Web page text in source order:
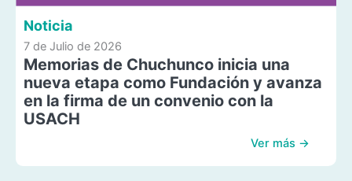
Noticia
7 de Julio de 2026
Memorias de Chuchunco inicia una
nueva etapa como Fundación y avanza
en la firma de un convenio con la
USACH
Ver más →